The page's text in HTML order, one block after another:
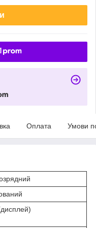
Оплата Умови